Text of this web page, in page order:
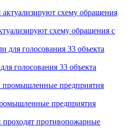
схему обращения с
голосования 33 объекта
предприятия